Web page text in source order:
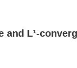
and L¹-